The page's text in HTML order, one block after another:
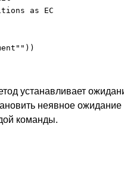
as EC
устанавливает
неявное ожидание
команды.